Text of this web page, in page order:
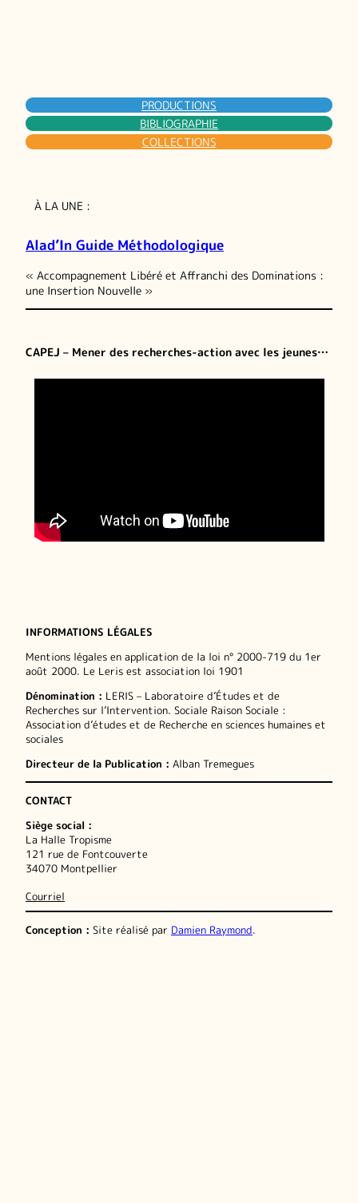
PRODUCTIONS
BIBLIOGRAPHIE
COLLECTIONS
À LA UNE :
Alad’In Guide Méthodologique
« Accompagnement Libéré et Affranchi des Dominations :
une Insertion Nouvelle »
CAPEJ – Mener des recherches-action avec les jeunes…
INFORMATIONS LÉGALES
Mentions légales en application de la loi n° 2000-719 du 1er
août 2000. Le Leris est association loi 1901
Dénomination : LERIS – Laboratoire d’Études et de
Recherches sur l’Intervention. Sociale Raison Sociale :
Association d’études et de Recherche en sciences humaines et
sociales
Directeur de la Publication : Alban Tremegues
CONTACT
Siège social :
La Halle Tropisme
121 rue de Fontcouverte
34070 Montpellier
Courriel
Conception : Site réalisé par Damien Raymond.